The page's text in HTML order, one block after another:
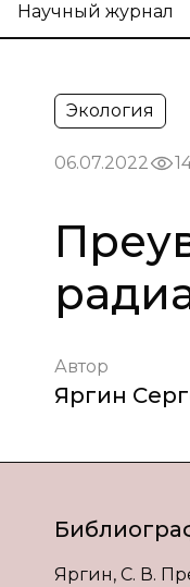
Научный журнал
Экология
06.07.2022
Автор
Яргин
Яргин, С. В.